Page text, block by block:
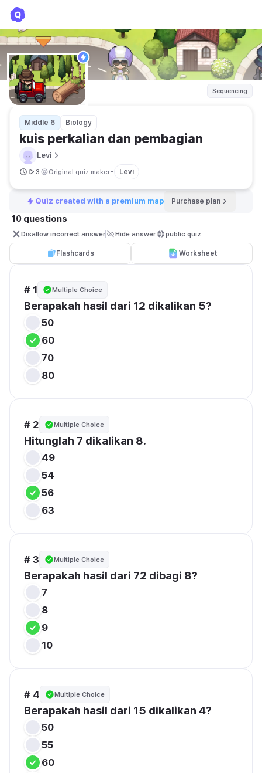
Sequencing
Middle 6 Biology
kuis perkalian dan pembagian
Levi
3 Original quiz maker- Levi
Quiz created with a premium map Purchase plan
10 questions
Disallow incorrect answer Hide answer public quiz
Flashcards Worksheet
# 1 Multiple Choice
Berapakah hasil dari 12 dikalikan 5?
50
60
70
80
# 2 Multiple Choice
Hitunglah 7 dikalikan 8.
49
54
56
63
# 3 Multiple Choice
Berapakah hasil dari 72 dibagi 8?
7
8
9
10
# 4 Multiple Choice
Berapakah hasil dari 15 dikalikan 4?
50
55
60